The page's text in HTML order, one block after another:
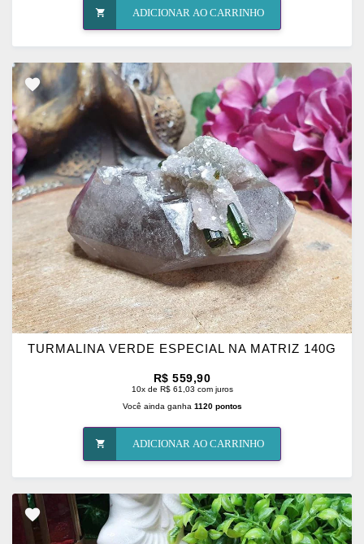
ADICIONAR AO CARRINHO
ADICIONAR
OS
FAVORITOS
TURMALINA VERDE ESPECIAL NA MATRIZ 140G
R$ 559,90
10x de R$ 61,03 com juros
Você ainda ganha 1120 pontos
ADICIONAR AO CARRINHO
ADICIONAR